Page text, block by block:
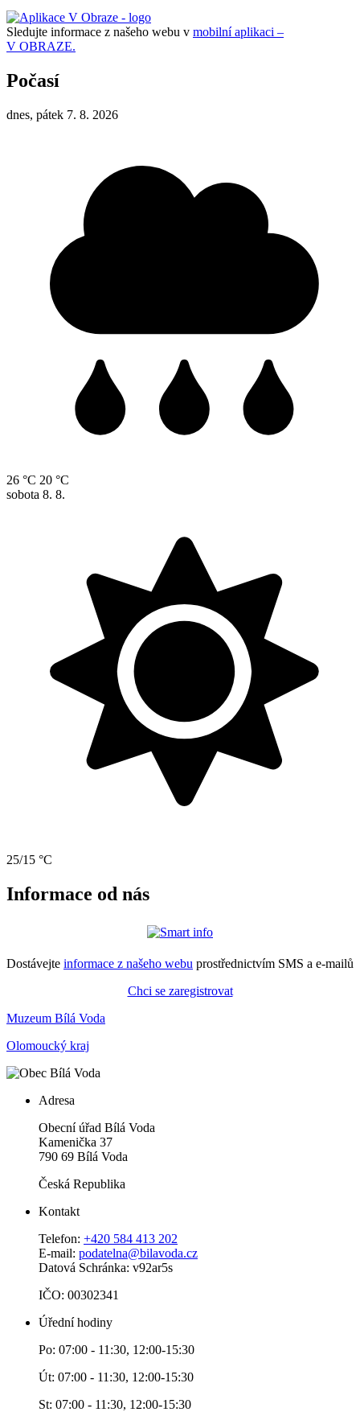
Sledujte informace z našeho webu v mobilní aplikaci –
V OBRAZE.
Počasí
dnes, pátek 7. 8. 2026
26 °C 20 °C
sobota 8. 8.
25/15 °C
Informace od nás
Dostávejte informace z našeho webu prostřednictvím SMS a e-mailů
Chci se zaregistrovat
Muzeum Bílá Voda
Olomoucký kraj
Adresa
Obecní úřad Bílá Voda
Kamenička 37
790 69 Bílá Voda
Česká Republika
Kontakt
Telefon: +420 584 413 202
E-mail: podatelna@bilavoda.cz
Datová Schránka: v92ar5s
IČO: 00302341
Úřední hodiny
Po: 07:00 - 11:30, 12:00-15:30
Út: 07:00 - 11:30, 12:00-15:30
St: 07:00 - 11:30, 12:00-15:30